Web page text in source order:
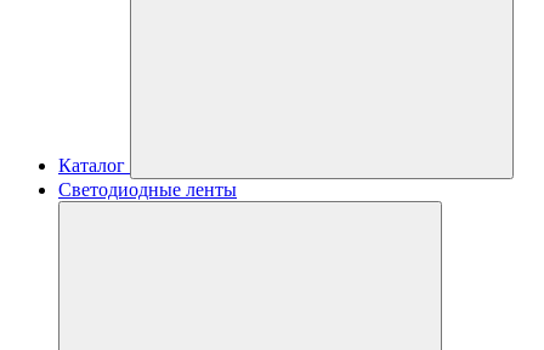
Каталог
Светодиодные ленты